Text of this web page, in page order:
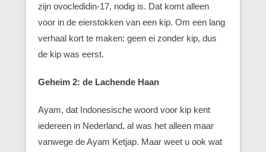
zijn ovocledidin-17, nodig is. Dat komt alleen
voor in de eierstokken van een kip. Om een lang
verhaal kort te maken: geen ei zonder kip, dus
de kip was eerst.
Geheim 2: de Lachende Haan
Ayam, dat Indonesische woord voor kip kent
iedereen in Nederland, al was het alleen maar
vanwege de Ayam Ketjap. Maar weet u ook wat